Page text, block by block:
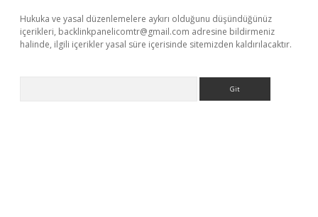
Hukuka ve yasal düzenlemelere aykırı olduğunu düşündüğünüz
içerikleri, backlinkpanelicomtr@gmail.com adresine bildirmeniz
halinde, ilgili içerikler yasal süre içerisinde sitemizden kaldırılacaktır.